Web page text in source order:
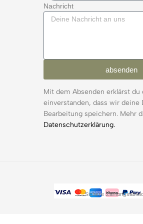
Nachricht
absenden
Mit dem Absenden erklärst du
einverstanden, dass wir deine
Bearbeitung speichern. Mehr
Datenschutzerklärung.
Sichere